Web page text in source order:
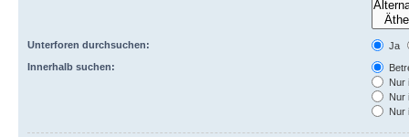
Unterforen durchsuchen:
Ja
Innerhalb suchen:
Nur
Nur
Nur